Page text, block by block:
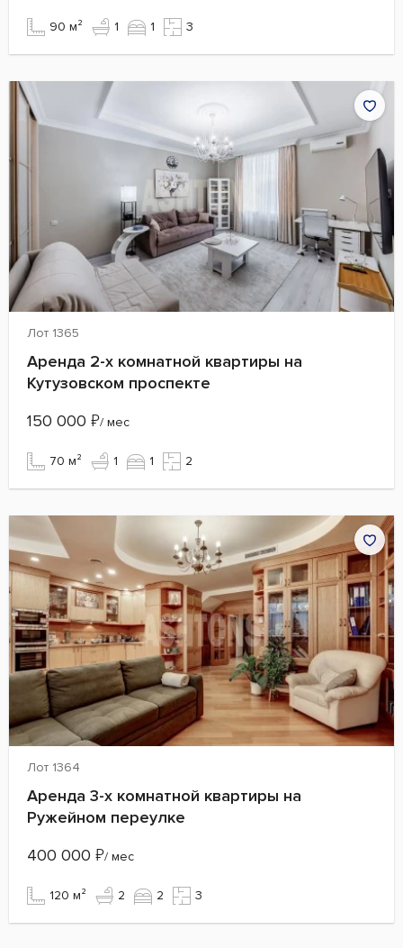
90 м² 1 1 3
Лот 1365
Аренда 2-х комнатной квартиры на
Кутузовском проспекте
150 000 ₽/ мес
70 м² 1 1 2
Лот 1364
Аренда 3-х комнатной квартиры на
Ружейном переулке
400 000 ₽/ мес
120 м² 2 2 3